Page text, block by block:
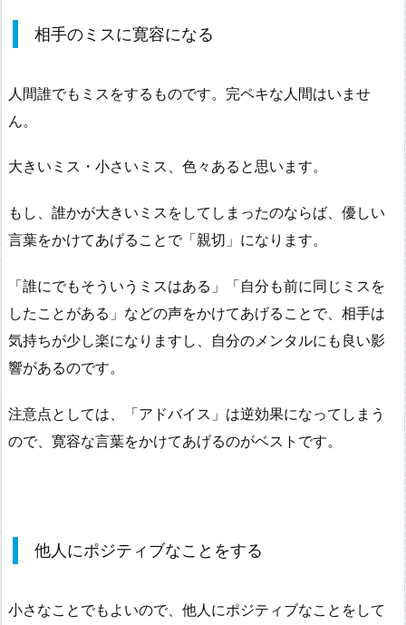
相手のミスに寛容になる
人間誰でもミスをするものです。完ペキな人間はいませ
ん。
大きいミス・小さいミス、色々あると思います。
もし、誰かが大きいミスをしてしまったのならば、優しい
言葉をかけてあげることで「親切」になります。
「誰にでもそういうミスはある」「自分も前に同じミスを
したことがある」などの声をかけてあげることで、相手は
気持ちが少し楽になりますし、自分のメンタルにも良い影
響があるのです。
注意点としては、「アドバイス」は逆効果になってしまう
ので、寛容な言葉をかけてあげるのがベストです。
他人にポジティブなことをする
小さなことでもよいので、他人にポジティブなことをして